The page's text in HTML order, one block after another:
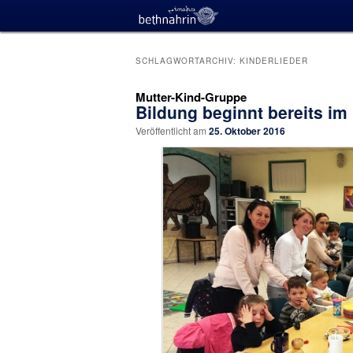
SCHLAGWORTARCHIV: KINDERLIEDER
Mutter-Kind-Gruppe
Bildung beginnt bereits im
Veröffentlicht am 25. Oktober 2016